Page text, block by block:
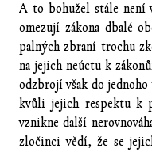
A to bohužel stále není
omezují zákona dbalé
palných zbraní trochu
na jejich neúctu k
odzbrojí však do jednoho
kvůli jejich respektu k
vznikne další
zločinci vědí, že se